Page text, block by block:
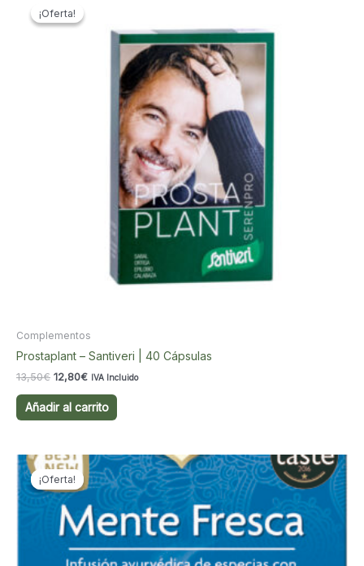
¡Oferta!
¡Oferta!
Complementos
Prostaplant – Santiveri | 40 Cápsulas
13,50€ El
original
era:
12,80€El
actual
es:
IVA Incluido
Añadir al carrito
¡Oferta!
¡Oferta!